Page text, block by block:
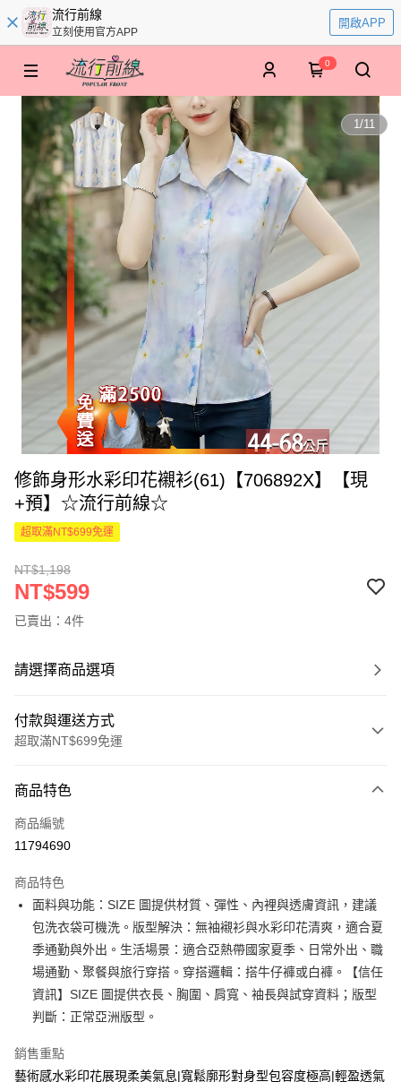
流行前線
立刻使用官方APP
開啟APP
0
1/11
修飾身形水彩印花襯衫(61)【706892X】【現
+預】☆流行前線☆
超取滿NT$699免運
NT$1,198
NT$599
已賣出：4件
請選擇商品選項
付款與運送方式
超取滿NT$699免運
信用卡一次付款
超商取貨付款
Apple Pay
街口支付
悠遊付
Google Pay
商品特色
商品編號
11794690
商品特色
面料與功能：SIZE 圖提供材質、彈性、內裡與透膚資訊，建議
包洗衣袋可機洗。版型解決：無袖襯衫與水彩印花清爽，適合夏
季通勤與外出。生活場景：適合亞熱帶國家夏季、日常外出、職
場通勤、聚餐與旅行穿搭。穿搭邏輯：搭牛仔褲或白褲。【信任
資訊】SIZE 圖提供衣長、胸圍、肩寬、袖長與試穿資料；版型
判斷：正常亞洲版型。
銷售重點
藝術感水彩印花展現柔美氣息|寬鬆廓形對身型包容度極高|輕盈透氣